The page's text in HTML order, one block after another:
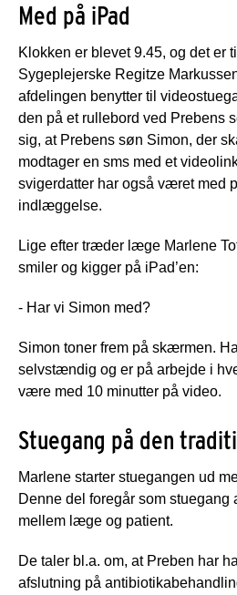
Med på iPad
Klokken er blevet 9.45, og det er
Sygeplejerske Regitze
afdelingen benytter til
den på et rullebord ved Prebens
sig, at Prebens søn Simon, der
modtager en sms med et
svigerdatter har også været med
indlæggelse.
Lige efter træder læge Marlene
smiler og kigger på iPad’en:
- Har vi Simon med?
Simon toner frem på skærmen.
selvstændig og er på arbejde i
være med 10 minutter på video.
Stuegang på den
Marlene starter stuegangen ud
Denne del foregår som stuegang
mellem læge og patient.
De taler bl.a. om, at Preben har
afslutning på